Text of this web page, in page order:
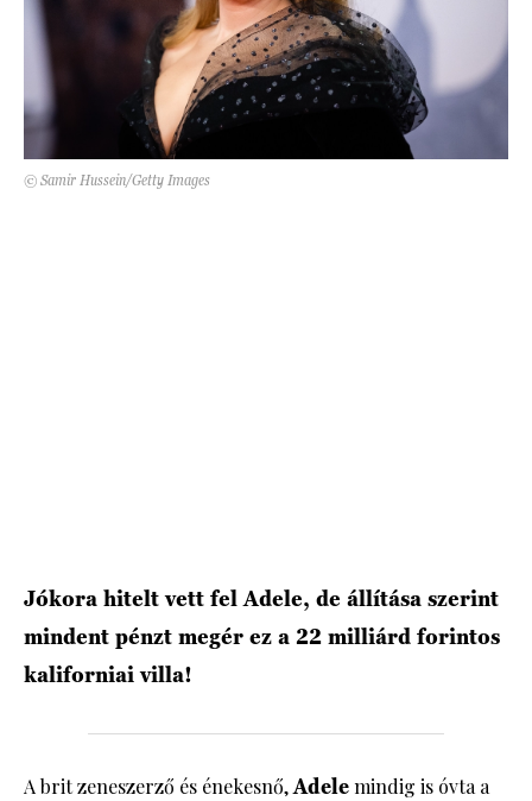
© Samir Hussein/Getty Images
Jókora hitelt vett fel Adele, de állítása szerint
mindent pénzt megér ez a 22 milliárd forintos
kaliforniai villa!
A brit zeneszerző és énekesnő,Adelemindig is óvta a